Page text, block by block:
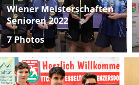
Wiener Meisterschaften
Senioren 2022
7 Photos